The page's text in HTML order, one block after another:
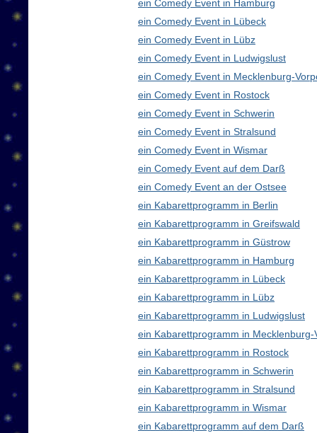
ein Comedy Event in Hamburg
ein Comedy Event in Lübeck
ein Comedy Event in Lübz
ein Comedy Event in Ludwigslust
ein Comedy Event in Mecklenburg-
ein Comedy Event in Rostock
ein Comedy Event in Schwerin
ein Comedy Event in Stralsund
ein Comedy Event in Wismar
ein Comedy Event auf dem Darß
ein Comedy Event an der Ostsee
ein Kabarettprogramm in Berlin
ein Kabarettprogramm in Greifswald
ein Kabarettprogramm in Güstrow
ein Kabarettprogramm in Hamburg
ein Kabarettprogramm in Lübeck
ein Kabarettprogramm in Lübz
ein Kabarettprogramm in Ludwigslust
ein Kabarettprogramm in
ein Kabarettprogramm in Rostock
ein Kabarettprogramm in Schwerin
ein Kabarettprogramm in Stralsund
ein Kabarettprogramm in Wismar
ein Kabarettprogramm auf dem Darß